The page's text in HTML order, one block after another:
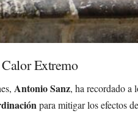
Extremo
Antonio Sanz, ha recordado a
para mitigar los efectos